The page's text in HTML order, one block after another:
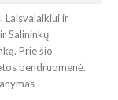
Laisvalaikiui ir
Salininkų
Prie šio
bendruomenė.